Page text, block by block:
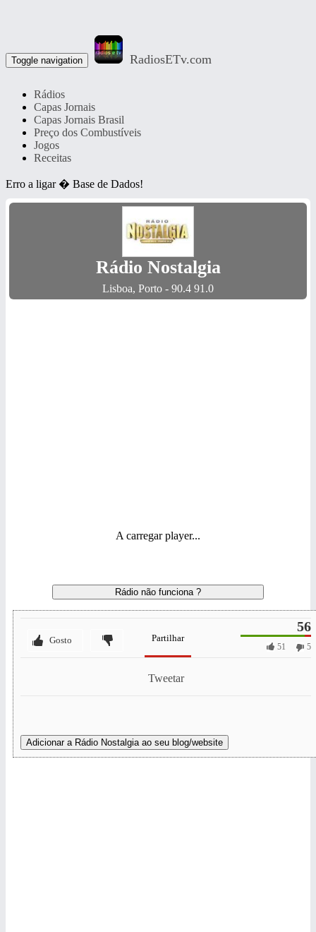
Toggle navigation RadiosETv.com
Rádios
Capas Jornais
Capas Jornais Brasil
Preço dos Combustíveis
Jogos
Receitas
Erro a ligar � Base de Dados!
Rádio Nostalgia
Lisboa, Porto - 90.4 91.0
A carregar player...
Rádio não funciona ?
Gosto Partilhar
56
5
51
Tweetar
Adicionar a Rádio Nostalgia ao seu blog/website